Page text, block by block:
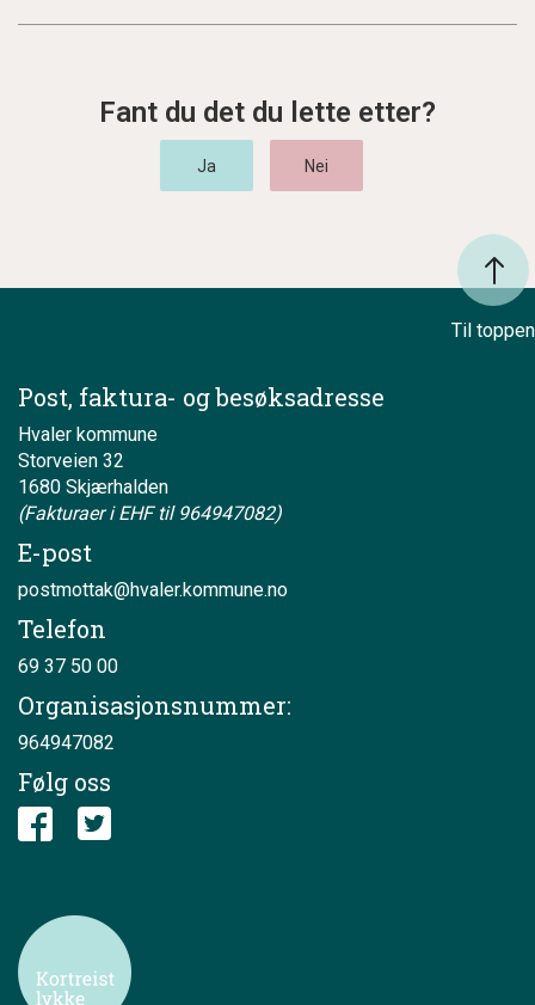
Fant du det du lette etter?
Til toppen
Post, faktura- og besøksadresse
Hvaler kommune
Storveien 32
1680 Skjærhalden
(Fakturaer i EHF til 964947082)
E-post
postmottak@hvaler.kommune.no
Telefon
69 37 50 00
Organisasjonsnummer:
964947082
Følg oss